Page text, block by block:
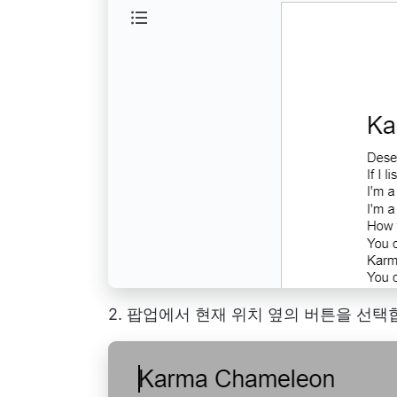
2. 팝업에서 현재 위치 옆의 버튼을 선택